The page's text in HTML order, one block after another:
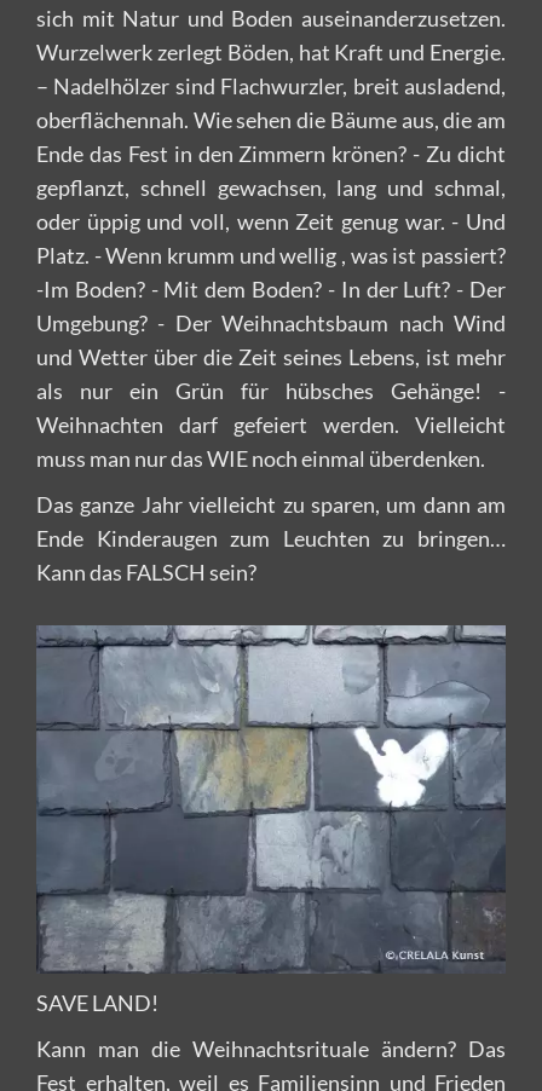
sich mit Natur und Boden auseinanderzusetzen.
Wurzelwerk zerlegt Böden, hat Kraft und Energie.
– Nadelhölzer sind Flachwurzler, breit ausladend,
oberflächennah. Wie sehen die Bäume aus, die am
Ende das Fest in den Zimmern krönen? - Zu dicht
gepflanzt, schnell gewachsen, lang und schmal,
oder üppig und voll, wenn Zeit genug war. - Und
Platz. - Wenn krumm und wellig , was ist passiert?
-Im Boden? - Mit dem Boden? - In der Luft? - Der
Umgebung? - Der Weihnachtsbaum nach Wind
und Wetter über die Zeit seines Lebens, ist mehr
als nur ein Grün für hübsches Gehänge! -
Weihnachten darf gefeiert werden. Vielleicht
muss man nur das WIE noch einmal überdenken.
Das ganze Jahr vielleicht zu sparen, um dann am
Ende Kinderaugen zum Leuchten zu bringen…
Kann das FALSCH sein?
SAVE LAND!
Kann man die Weihnachtsrituale ändern? Das
Fest erhalten, weil es Familiensinn und Frieden